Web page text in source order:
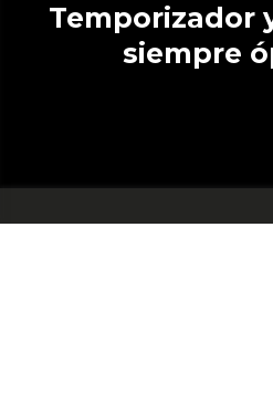
Temporizador y resultados
siempre